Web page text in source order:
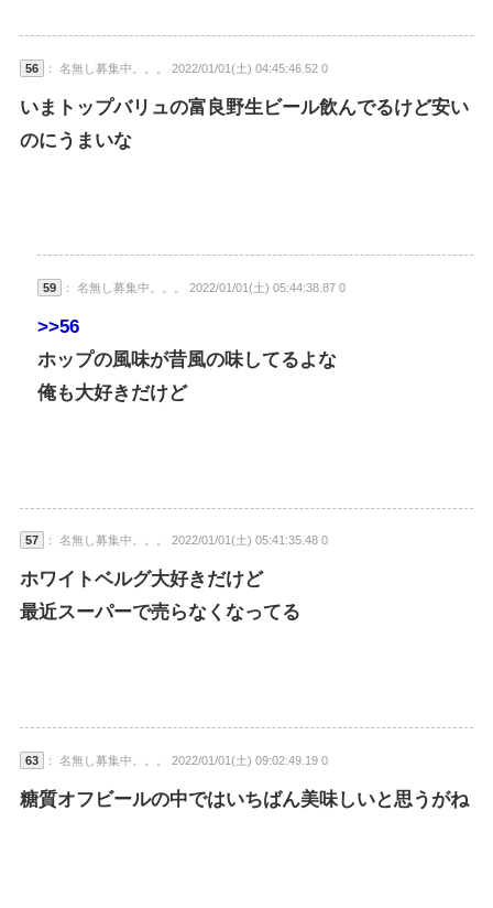
56 ： 名無し募集中。。。 2022/01/01(土) 04:45:46.52 0
いまトップバリュの富良野生ビール飲んでるけど安い
のにうまいな
59 ： 名無し募集中。。。 2022/01/01(土) 05:44:38.87 0
>>56
ホップの風味が昔風の味してるよな
俺も大好きだけど
57 ： 名無し募集中。。。 2022/01/01(土) 05:41:35.48 0
ホワイトベルグ大好きだけど
最近スーパーで売らなくなってる
63 ： 名無し募集中。。。 2022/01/01(土) 09:02:49.19 0
糖質オフビールの中ではいちばん美味しいと思うがね